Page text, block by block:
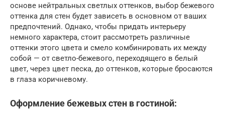
основе нейтральных светлых оттенков, выбор бежевого
оттенка для стен будет зависеть в основном от ваших
предпочтений. Однако, чтобы придать интерьеру
немного характера, стоит рассмотреть различные
оттенки этого цвета и смело комбинировать их между
собой — от светло-бежевого, переходящего в белый
цвет, через цвет песка, до оттенков, которые бросаются
в глаза коричневому.
Оформление бежевых стен в гостиной: